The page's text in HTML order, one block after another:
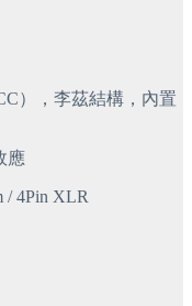
），李茲結構，內置
應
/ 4Pin XLR